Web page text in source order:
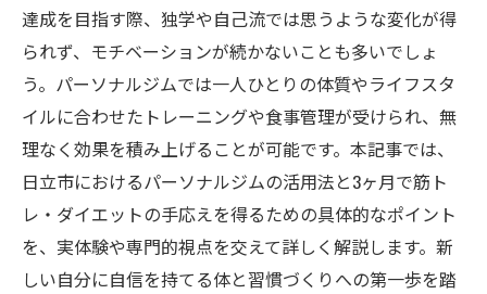
達成を目指す際、独学や自己流では思うような変化が得
られず、モチベーションが続かないことも多いでしょ
う。パーソナルジムでは一人ひとりの体質やライフスタ
イルに合わせたトレーニングや食事管理が受けられ、無
理なく効果を積み上げることが可能です。本記事では、
日立市におけるパーソナルジムの活用法と3ヶ月で筋ト
レ・ダイエットの手応えを得るための具体的なポイント
を、実体験や専門的視点を交えて詳しく解説します。新
しい自分に自信を持てる体と習慣づくりへの第一歩を踏